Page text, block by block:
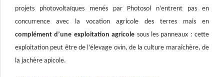
projets photovoltaïques menés par Photosol n’entrent pas en
concurrence avec la vocation agricole des terres mais en
complément d’une exploitation agricole sous les panneaux : cette
exploitation peut être de l’élevage ovin, de la culture maraîchère, de
la jachère apicole.